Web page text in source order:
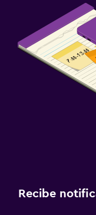
Recibe